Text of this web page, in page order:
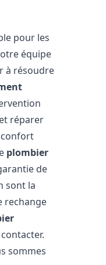
pour les
équipe
à résoudre
réparer
confort
plombier
de
sont la
rechange
sommes